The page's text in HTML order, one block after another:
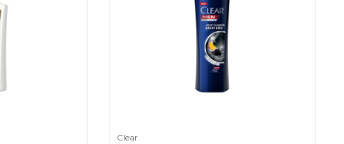
Clear